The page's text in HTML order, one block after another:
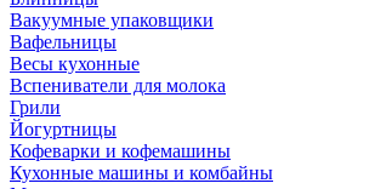
Вакуумные упаковщики
Вафельницы
Весы кухонные
Вспениватели для молока
Грили
Йогуртницы
Кофеварки и кофемашины
Кухонные машины и комбайны